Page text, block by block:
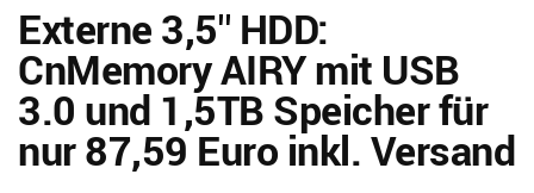
Externe 3,5″ HDD:
CnMemory AIRY mit USB
3.0 und 1,5TB Speicher für
nur 87,59 Euro inkl. Versand